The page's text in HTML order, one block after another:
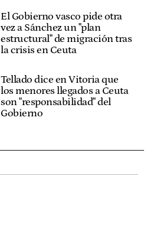
El Gobierno vasco pide otra
vez a Sánchez un "plan
estructural" de migración tras
la crisis en Ceuta
Tellado dice en Vitoria que
los menores llegados a Ceuta
son "responsabilidad" del
Gobierno